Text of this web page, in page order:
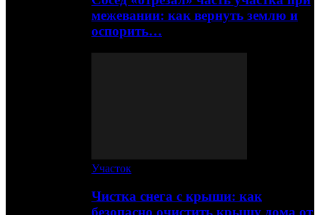
межевании: как вернуть землю и
оспорить…
Участок
Чистка снега с крыши: как
безопасно очистить крышу дома от